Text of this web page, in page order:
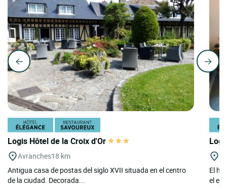
Logis Hôtel de la Croix d'Or
Avranches18 km
Antigua casa de postas del siglo XVII situada en el centro
de la ciudad. Decorada...
El
el